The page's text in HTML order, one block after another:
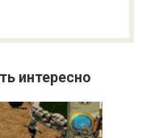
интересно